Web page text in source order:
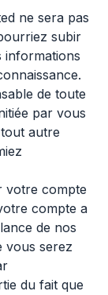
ne sera pas
subir
informations
de toute
par vous
autre
votre compte
compte a
de nos
vous serez
du fait que